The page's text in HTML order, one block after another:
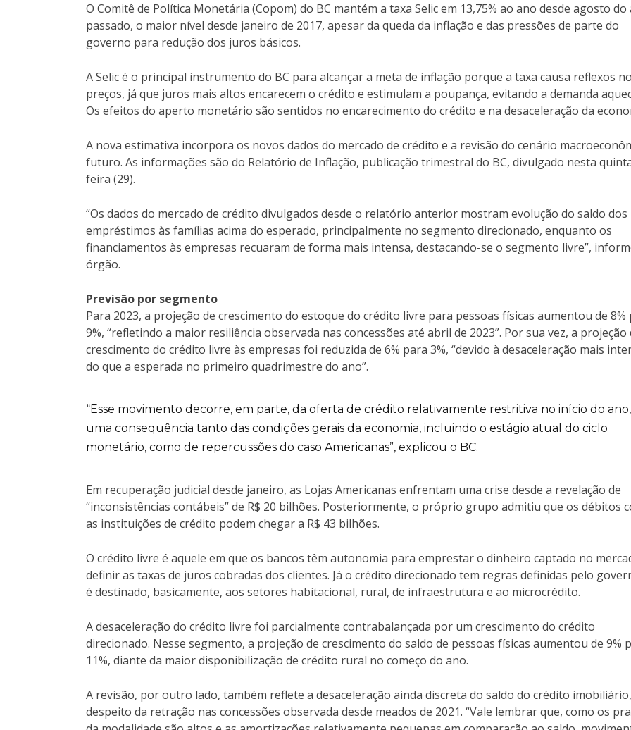
O Comitê de Política Monetária (Copom) do BC mantém a taxa Selic em 13,75% ao ano desde agosto do
passado, o maior nível desde janeiro de 2017, apesar da queda da inflação e das pressões de parte do
governo para redução dos juros básicos.
A Selic é o principal instrumento do BC para alcançar a meta de inflação porque a taxa causa reflexos
preços, já que juros mais altos encarecem o crédito e estimulam a poupança, evitando a demanda
Os efeitos do aperto monetário são sentidos no encarecimento do crédito e na desaceleração da
A nova estimativa incorpora os novos dados do mercado de crédito e a revisão do cenário
futuro. As informações são do Relatório de Inflação, publicação trimestral do BC, divulgado nesta
feira (29).
“Os dados do mercado de crédito divulgados desde o relatório anterior mostram evolução do saldo dos
empréstimos às famílias acima do esperado, principalmente no segmento direcionado, enquanto os
financiamentos às empresas recuaram de forma mais intensa, destacando-se o segmento livre”,
órgão.
Previsão por segmento
Para 2023, a projeção de crescimento do estoque do crédito livre para pessoas físicas aumentou de 8%
9%, “refletindo a maior resiliência observada nas concessões até abril de 2023”. Por sua vez, a projeção
crescimento do crédito livre às empresas foi reduzida de 6% para 3%, “devido à desaceleração mais
do que a esperada no primeiro quadrimestre do ano”.
“Esse movimento decorre, em parte, da oferta de crédito relativamente restritiva no início do ano,
uma consequência tanto das condições gerais da economia, incluindo o estágio atual do ciclo
monetário, como de repercussões do caso Americanas”, explicou o BC.
Em recuperação judicial desde janeiro, as Lojas Americanas enfrentam uma crise desde a revelação de
“inconsistências contábeis” de R$ 20 bilhões. Posteriormente, o próprio grupo admitiu que os débitos
as instituições de crédito podem chegar a R$ 43 bilhões.
O crédito livre é aquele em que os bancos têm autonomia para emprestar o dinheiro captado no
definir as taxas de juros cobradas dos clientes. Já o crédito direcionado tem regras definidas pelo
é destinado, basicamente, aos setores habitacional, rural, de infraestrutura e ao microcrédito.
A desaceleração do crédito livre foi parcialmente contrabalançada por um crescimento do crédito
direcionado. Nesse segmento, a projeção de crescimento do saldo de pessoas físicas aumentou de 9%
11%, diante da maior disponibilização de crédito rural no começo do ano.
A revisão, por outro lado, também reflete a desaceleração ainda discreta do saldo do crédito
despeito da retração nas concessões observada desde meados de 2021. “Vale lembrar que, como os